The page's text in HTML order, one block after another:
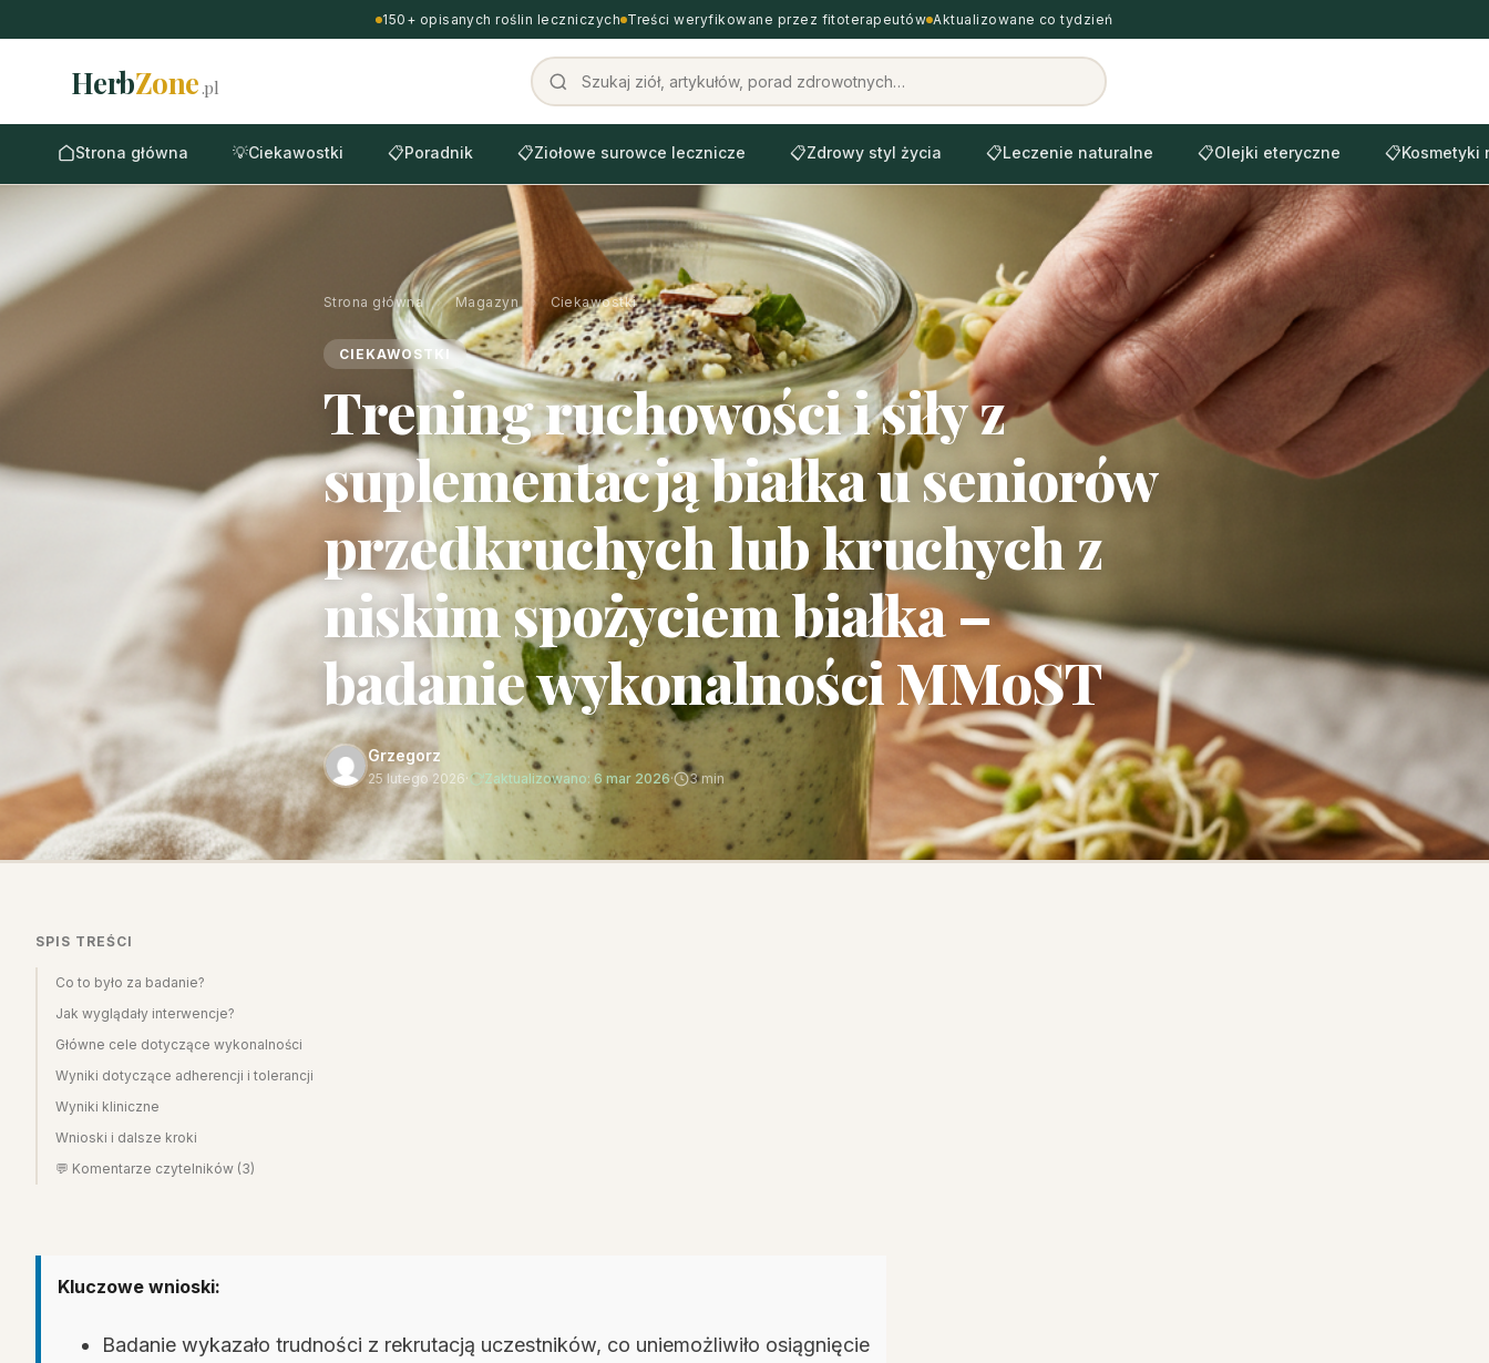
150+ opisanych roślin leczniczych Treści weryfikowane przez fitoterapeutów Aktualizowane co tydzień
HerbZone.pl
Strona główna 💡Ciekawostki 📋Poradnik 📋Ziołowe surowce lecznicze 📋Zdrowy styl życia 📋Leczenie naturalne 📋Olejki eteryczne 📋Kosmetyki
Strona główna › Magazyn › Ciekawostki
CIEKAWOSTKI
Trening ruchowości i siły z
suplementacją białka u seniorów
przedkruchych lub kruchych z
niskim spożyciem białka –
badanie wykonalności MMoST
Grzegorz
25 lutego 2026· Zaktualizowano: 6 mar 2026· 3 min
SPIS TREŚCI
Co to było za badanie?
Jak wyglądały interwencje?
Główne cele dotyczące wykonalności
Wyniki dotyczące adherencji i tolerancji
Wyniki kliniczne
Wnioski i dalsze kroki
💬 Komentarze czytelników (3)
Kluczowe wnioski:
Badanie wykazało trudności z rekrutacją uczestników, co uniemożliwiło osiągnięcie